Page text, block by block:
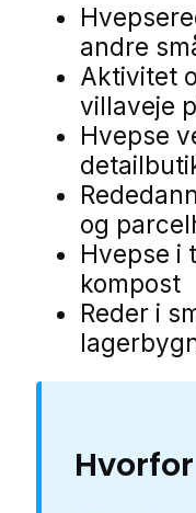
andre
Aktivitet
villaveje
Hvepse
og
Hvepse
kompost
Reder i